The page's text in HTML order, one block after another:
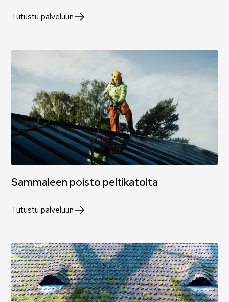
Tutustu palveluun
Sammaleen poisto peltikatolta
Tutustu palveluun